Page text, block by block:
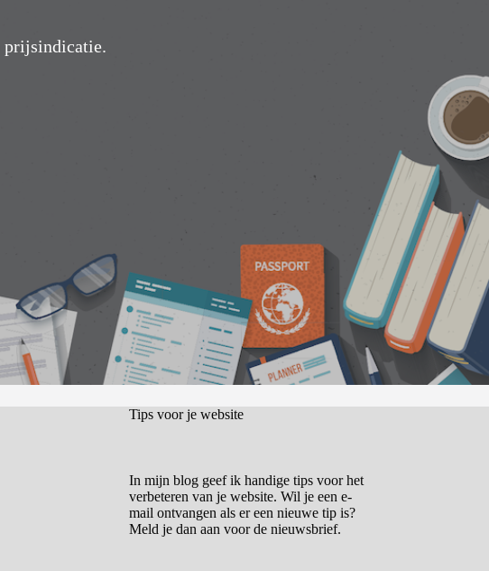
prijsindicatie.
Tips voor je website
In mijn blog geef ik handige tips voor het
verbeteren van je website. Wil je een e-
mail ontvangen als er een nieuwe tip is?
Meld je dan aan voor de nieuwsbrief.